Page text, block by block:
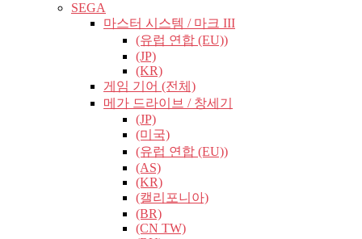
SEGA
마스터 시스템 / 마크 III
(유럽​​ 연합 (EU))
(JP)
(KR)
게임 기어 (전체)
메가 드라이브 / 창세기
(JP)
(미국)
(유럽​​ 연합 (EU))
(AS)
(KR)
(캘리포니아)
(BR)
(CN TW)